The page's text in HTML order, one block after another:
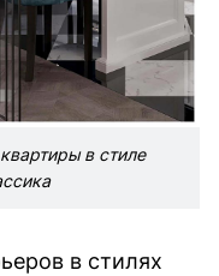
в стиле
в стилях